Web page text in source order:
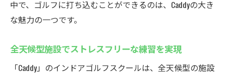
中で、ゴルフに打ち込むことができるのは、Caddyの大き
な魅力の一つです。
全天候型施設でストレスフリーな練習を実現
「Caddy」のインドアゴルフスクールは、全天候型の施設